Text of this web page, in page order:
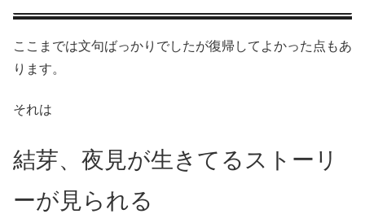
ここまでは文句ばっかりでしたが復帰してよかった点もあ
ります。
それは
結芽、夜見が生きてるストーリ
ーが見られる